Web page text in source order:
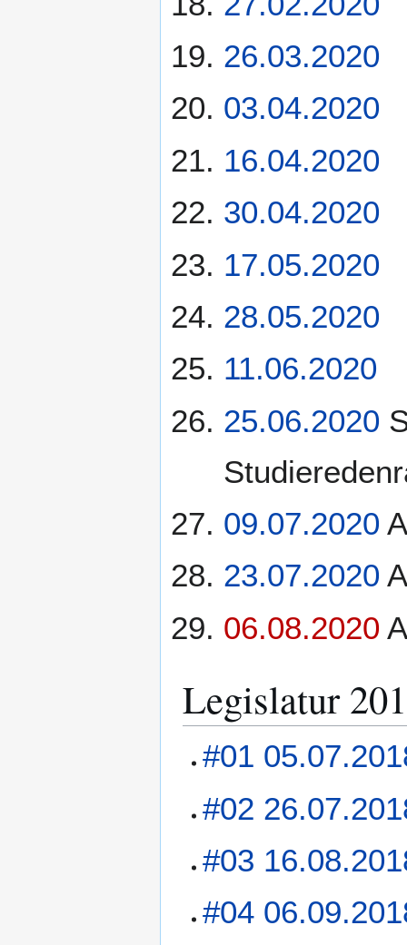
26.03.2020
03.04.2020
16.04.2020
30.04.2020
17.05.2020
28.05.2020
11.06.2020
25.06.2020
09.07.2020
23.07.2020
06.08.2020
Legislatur
#01
#02
#03
#04